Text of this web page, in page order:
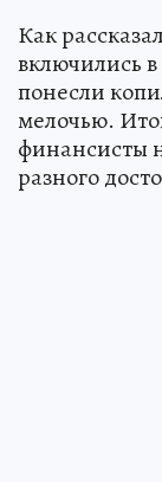
Как
включились
понесли
мелочью.
финансисты
разного